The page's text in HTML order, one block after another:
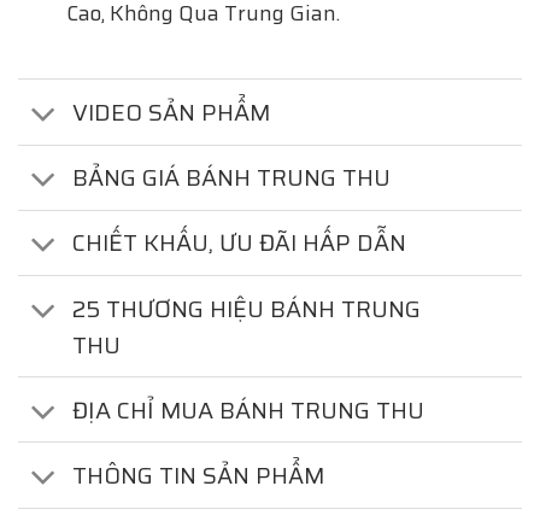
Cao, Không Qua Trung Gian.
VIDEO SẢN PHẨM
BẢNG GIÁ BÁNH TRUNG THU
CHIẾT KHẤU, ƯU ĐÃI HẤP DẪN
25 THƯƠNG HIỆU BÁNH TRUNG
THU
ĐỊA CHỈ MUA BÁNH TRUNG THU
THÔNG TIN SẢN PHẨM